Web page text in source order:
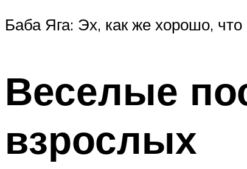
Баба Яга: Эх, как же хорошо,
Веселые
взрослых